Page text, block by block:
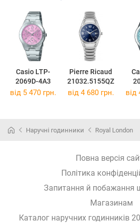
Casio LTP-
2069D-4A3
Pierre Ricaud
21032.5155QZ
від 5 470 грн. від 4 680 грн. від
Наручні годинники Royal London
Повна версія
Політика
Запитання й побажання
Магазинам
Каталог наручних годинників